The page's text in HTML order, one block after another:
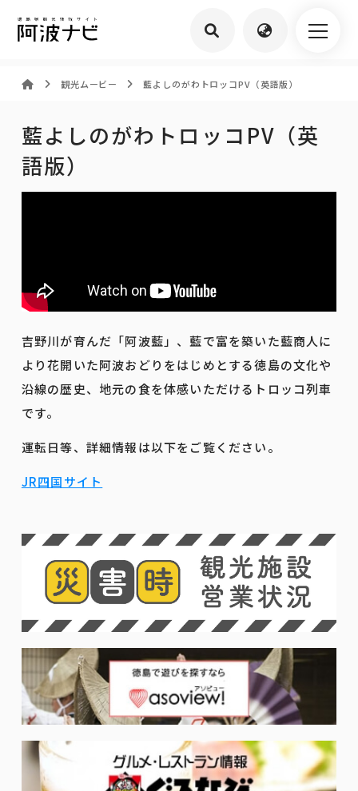
観光ムービー 藍よしのがわトロッコPV（英語版）
藍よしのがわトロッコPV（英
語版）
吉野川が育んだ「阿波藍」、藍で富を築いた藍商人に
より花開いた阿波おどりをはじめとする徳島の文化や
沿線の歴史、地元の食を体感いただけるトロッコ列車
です。
運転日等、詳細情報は以下をご覧ください。
JR四国サイト